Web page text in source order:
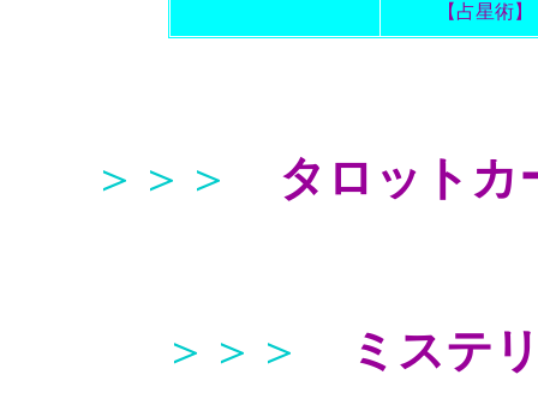
【占星術】
＞＞＞ タロットカ
＞＞＞ ミステ